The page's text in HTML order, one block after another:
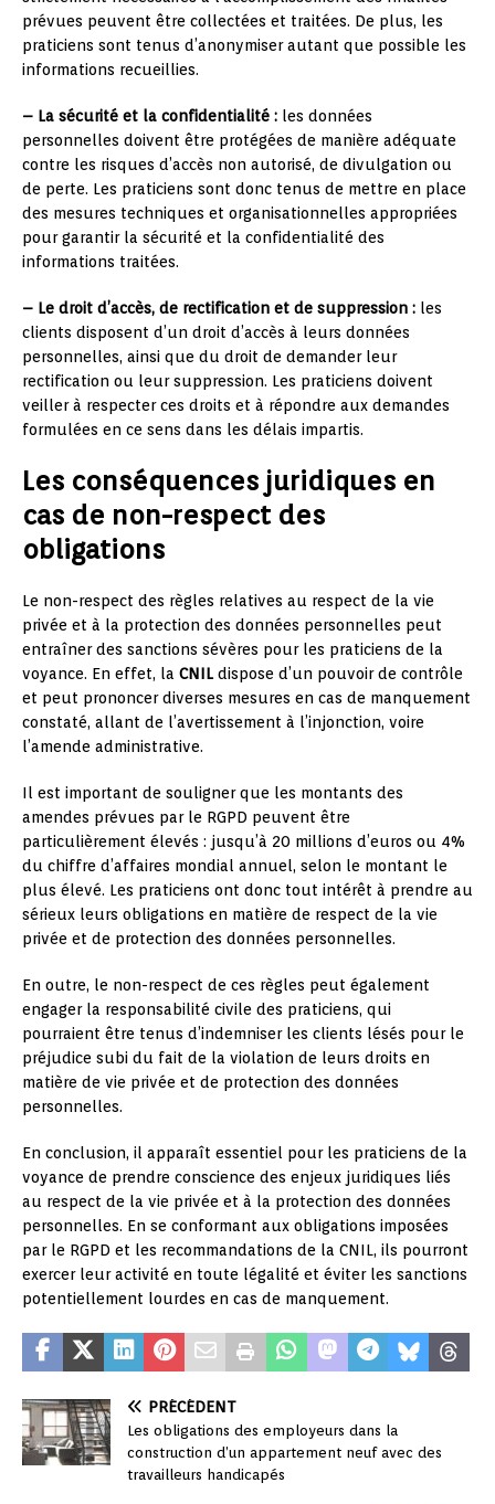
prévues peuvent être collectées et traitées. De plus, les
praticiens sont tenus d’anonymiser autant que possible les
informations recueillies.
– La sécurité et la confidentialité : les données
personnelles doivent être protégées de manière adéquate
contre les risques d’accès non autorisé, de divulgation ou
de perte. Les praticiens sont donc tenus de mettre en place
des mesures techniques et organisationnelles appropriées
pour garantir la sécurité et la confidentialité des
informations traitées.
– Le droit d’accès, de rectification et de suppression : les
clients disposent d’un droit d’accès à leurs données
personnelles, ainsi que du droit de demander leur
rectification ou leur suppression. Les praticiens doivent
veiller à respecter ces droits et à répondre aux demandes
formulées en ce sens dans les délais impartis.
Les conséquences juridiques en
cas de non-respect des
obligations
Le non-respect des règles relatives au respect de la vie
privée et à la protection des données personnelles peut
entraîner des sanctions sévères pour les praticiens de la
voyance. En effet, la CNIL dispose d’un pouvoir de contrôle
et peut prononcer diverses mesures en cas de manquement
constaté, allant de l’avertissement à l’injonction, voire
l’amende administrative.
Il est important de souligner que les montants des
amendes prévues par le RGPD peuvent être
particulièrement élevés : jusqu’à 20 millions d’euros ou 4%
du chiffre d’affaires mondial annuel, selon le montant le
plus élevé. Les praticiens ont donc tout intérêt à prendre au
sérieux leurs obligations en matière de respect de la vie
privée et de protection des données personnelles.
En outre, le non-respect de ces règles peut également
engager la responsabilité civile des praticiens, qui
pourraient être tenus d’indemniser les clients lésés pour le
préjudice subi du fait de la violation de leurs droits en
matière de vie privée et de protection des données
personnelles.
En conclusion, il apparaît essentiel pour les praticiens de la
voyance de prendre conscience des enjeux juridiques liés
au respect de la vie privée et à la protection des données
personnelles. En se conformant aux obligations imposées
par le RGPD et les recommandations de la CNIL, ils pourront
exercer leur activité en toute légalité et éviter les sanctions
potentiellement lourdes en cas de manquement.
PRÉCÉDENT
Les obligations des employeurs dans la
construction d’un appartement neuf avec des
travailleurs handicapés